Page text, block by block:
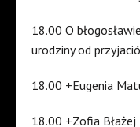
18.00 O
urodziny od
18.00 +Eugenia
18.00 +Zofia Błażej